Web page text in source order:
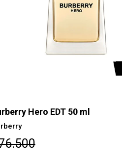
Hero EDT 50 ml